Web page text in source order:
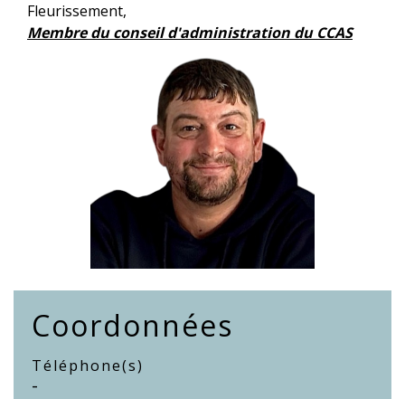
Fleurissement,
Membre du conseil d'administration du CCAS
Coordonnées
Téléphone(s)
-